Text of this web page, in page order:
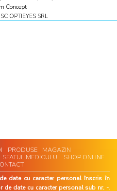
Concept
OPTIEYES SRL
PRODUSE
MAGAZIN
SFATUL MEDICULUI
SHOP ONLINE
de date cu caracter personal înscris în
de date cu caracter personal sub nr. -.